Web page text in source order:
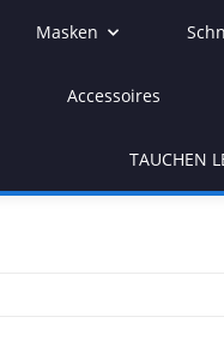
Masken
Accessoires
TAUCHEN